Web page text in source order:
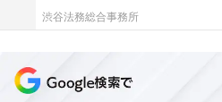
渋谷法務総合事務所